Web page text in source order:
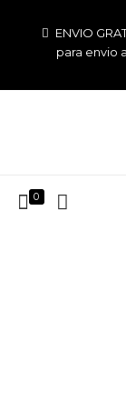
ENVIO
para envio
0